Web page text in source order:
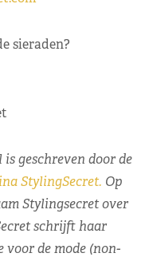
sieraden?
geschreven door de
StylingSecret. Op
Stylingsecret over
schrijft haar
voor de mode (non-